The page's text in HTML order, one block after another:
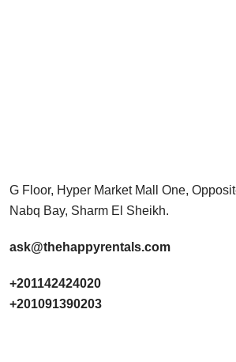
G Floor, Hyper Market Mall One,
Nabq Bay, Sharm El Sheikh.
ask@thehappyrentals.com
+201142424020
+201091390203